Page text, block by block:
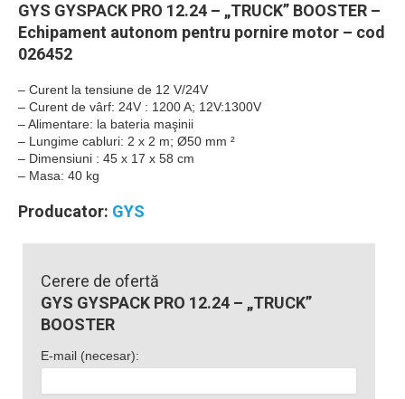
GYS GYSPACK PRO 12.24 – „TRUCK” BOOSTER –
Echipament autonom pentru pornire motor – cod
026452
– Curent la tensiune de 12 V/24V
– Curent de vârf: 24V : 1200 A; 12V:1300V
– Alimentare: la bateria maşinii
– Lungime cabluri: 2 x 2 m; Ø50 mm ²
– Dimensiuni : 45 x 17 x 58 cm
– Masa: 40 kg
Producator: GYS
Cerere de ofertă
GYS GYSPACK PRO 12.24 – „TRUCK”
BOOSTER
E-mail (necesar):